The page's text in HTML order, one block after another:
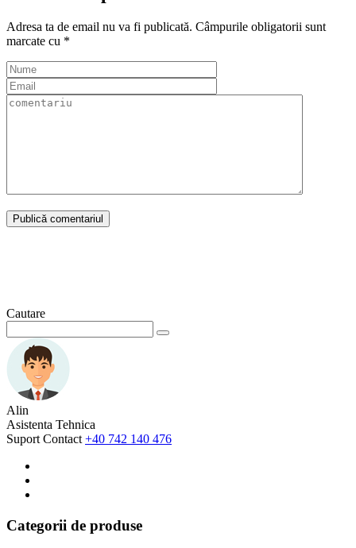
Adresa ta de email nu va fi publicată. Câmpurile obligatorii sunt
marcate cu *
Cautare
Alin
Asistenta Tehnica
Suport Contact +40 742 140 476
Categorii de produse